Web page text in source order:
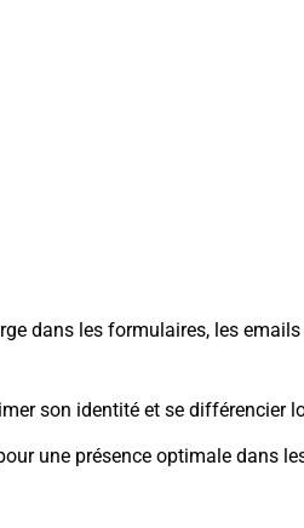
dans les formulaires, les
son identité et se différencier
une présence optimale dans